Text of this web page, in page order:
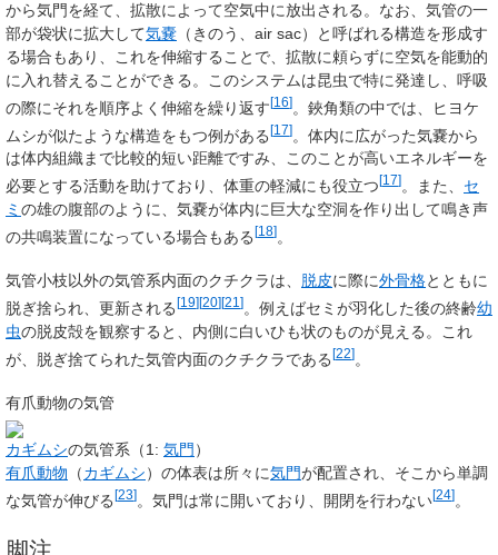
から気門を経て、拡散によって空気中に放出される。なお、気管の一
部が袋状に拡大して気嚢 （きのう、air sac）と呼ばれる構造を形成す
る場合もあり、これを伸縮することで、拡散に頼らずに空気を能動的
に入れ替えることができる。このシステムは昆虫で特に発達し、呼吸
の際にそれを順序よく伸縮を繰り返す[16]。鋏角類の中では、ヒヨケ
ムシが似たような構造をもつ例がある[17]。体内に広がった気嚢から
は体内組織まで比較的短い距離ですみ、このことが高いエネルギーを
必要とする活動を助けており、体重の軽減にも役立つ[17] 。また、 セ
ミ の雄の腹部のように、気嚢が体内に巨大な空洞を作り出して鳴き声
の共鳴装置になっている場合もある[18]。
気管小枝以外の気管系内面のクチクラは、 脱皮に際に外骨格とともに
脱ぎ捨られ、更新される [19][20][21 ] 。例えばセミが羽化した後の終齢幼
虫の脱皮殻を観察すると、内側に白いひも状のものが見える。これ
が、脱ぎ捨てられた気管内面のクチクラである[22]。
有爪動物の気管
カギムシの気管系（1: 気門 ）
有爪動物 （カギムシ）の体表は所々に気門が配置され、そこから単調
な気管が伸びる [23] 。気門は常に開いており、開閉を行わない[24] 。